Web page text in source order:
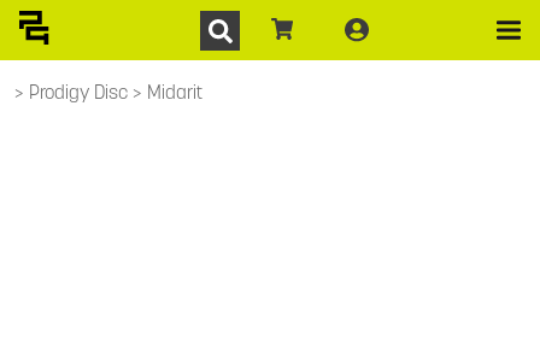
Prodigy Disc Midarit